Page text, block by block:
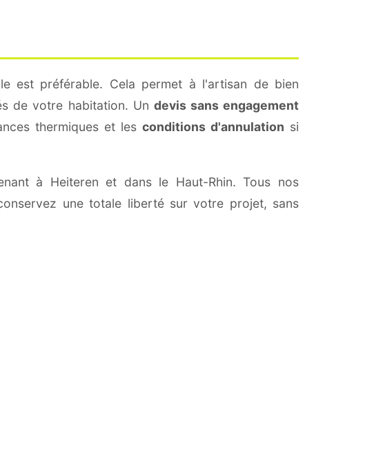
est préférable. Cela permet à l'artisan de bien
de votre habitation. Un devis sans engagement
thermiques et les conditions d'annulation si
à Heiteren et dans le Haut-Rhin. Tous nos
une totale liberté sur votre projet, sans